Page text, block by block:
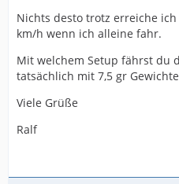
Nichts desto trotz erreiche
km/h wenn ich alleine fahr.
Mit welchem Setup fährst du
tatsächlich mit 7,5 gr
Viele Grüße
Ralf